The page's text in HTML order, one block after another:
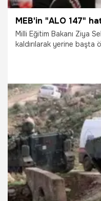
Milli Eğitim Bakanı Ziya Selçuk'un talimatıyla
kaldırılarak yerine başta
30.07.2018 Gündem